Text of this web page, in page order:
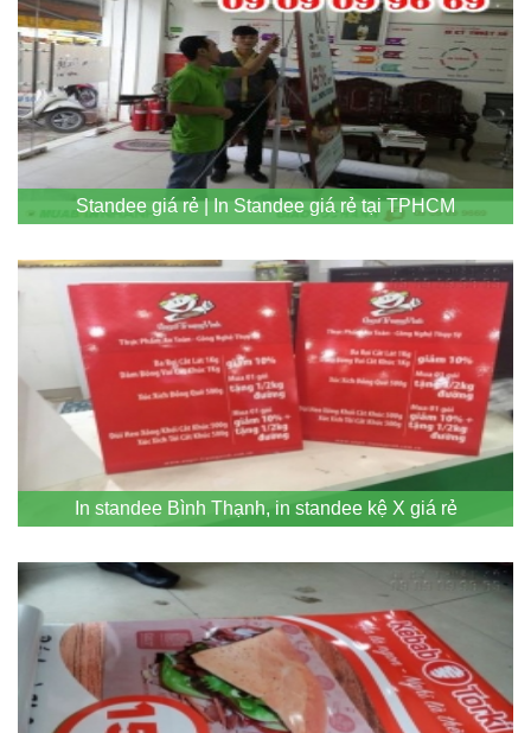
Standee giá rẻ | In Standee giá rẻ tại TPHCM
In standee Bình Thạnh, in standee kệ X giá rẻ